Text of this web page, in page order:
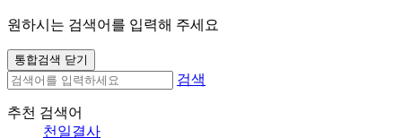
원하시는 검색어를 입력해 주세요
통합검색 닫기
검색
추천 검색어
천일결사